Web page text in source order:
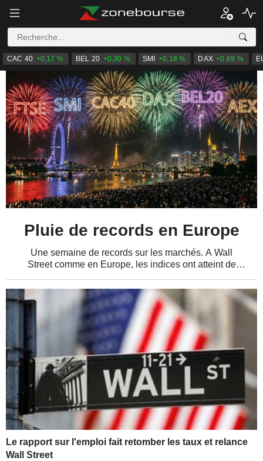
CAC 40 +0,17 % BEL 20 +0,30 % SMI +0,18 % DAX +0,69 %
Le rapport sur l'emploi fait retomber les taux et relance
Wall Street
Pluie de records en Europe
Une semaine de records sur les marchés. A Wall
Street comme en Europe, les indices ont atteint de
d'entreprises et une relative détente de la...